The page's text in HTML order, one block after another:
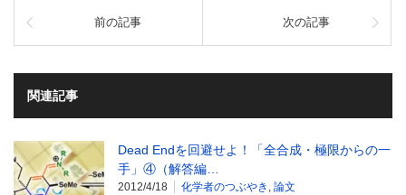
前の記事 次の記事
関連記事
Dead Endを回避せよ！「全合成・極限からの一
手」④（解答編…
2012/4/18 化学者のつぶやき , 論文